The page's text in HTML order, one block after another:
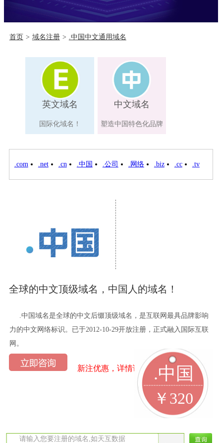
免费注册
首页 > 域名注册 > .中国中文通用域名
英文域名
国际化域名！
中文域名
塑造中国特色化品牌
.com .net .cn .中国 .公司 .网络 .biz .cc .tv
全球的中文顶级域名，中国人的域名！
.中国域名是全球的中文后缀顶级域名，是互联网最具品牌影响
力的中文网络标识。已于2012-10-29开放注册，正式融入国际互联
网。
新注优惠，详情请咨询在线客服
.中国
￥320